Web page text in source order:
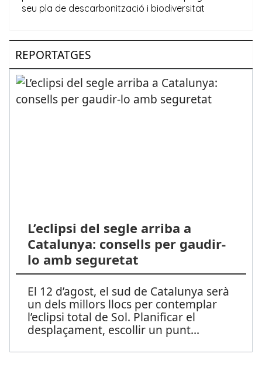
REPORTATGES
L’eclipsi del segle arriba a
Catalunya: consells per gaudir-
lo amb seguretat
El 12 d’agost, el sud de Catalunya serà
un dels millors llocs per contemplar
l’eclipsi total de Sol. Planificar el
desplaçament, escollir un punt...